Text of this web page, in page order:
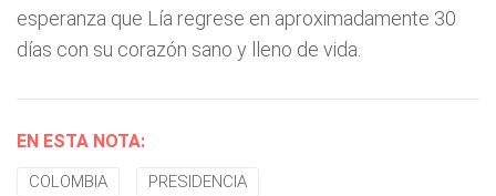
esperanza que Lía regrese en aproximadamente 30
días con su corazón sano y lleno de vida.
EN ESTA NOTA:
COLOMBIA PRESIDENCIA